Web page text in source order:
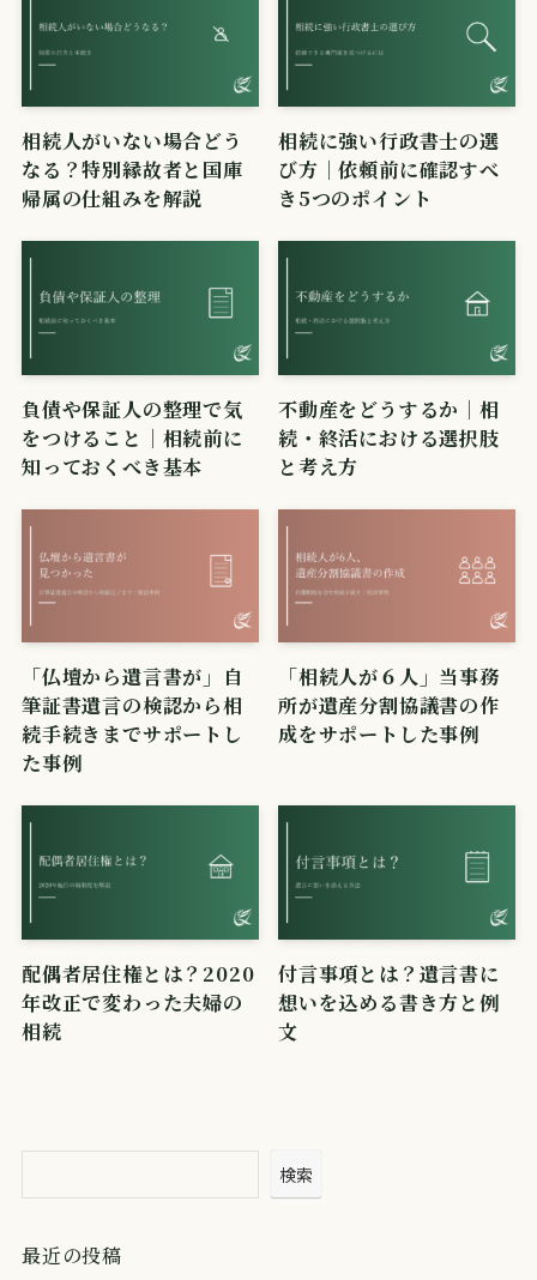
相続人がいない場合どう
なる？特別縁故者と国庫
帰属の仕組みを解説
相続に強い行政書士の選
び方｜依頼前に確認すべ
き5つのポイント
負債や保証人の整理で気
をつけること｜相続前に
知っておくべき基本
不動産をどうするか｜相
続・終活における選択肢
と考え方
「仏壇から遺言書が」自
筆証書遺言の検認から相
続手続きまでサポートし
た事例
「相続人が６人」当事務
所が遺産分割協議書の作
成をサポートした事例
配偶者居住権とは？2020
年改正で変わった夫婦の
相続
付言事項とは？遺言書に
想いを込める書き方と例
文
検索
最近の投稿